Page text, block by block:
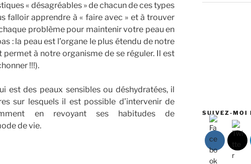
« désagréables » de chacun de ces types
falloir apprendre à « faire avec » et à trouver
problème pour maintenir votre peau en
: la peau est l’organe le plus étendu de notre
à notre organisme de se réguler. Il est
!!!).
est des peaux sensibles ou déshydratées, il
sur lesquels il est possible d’intervenir de
en revoyant ses habitudes de
de vie.
SUIVEZ-MOI